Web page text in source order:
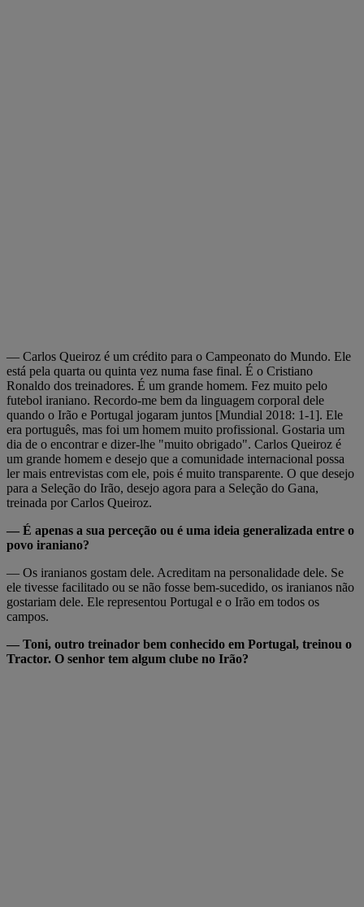
— Carlos Queiroz é um crédito para o Campeonato do Mundo. Ele
está pela quarta ou quinta vez numa fase final. É o Cristiano
Ronaldo dos treinadores. É um grande homem. Fez muito pelo
futebol iraniano. Recordo-me bem da linguagem corporal dele
quando o Irão e Portugal jogaram juntos [Mundial 2018: 1-1]. Ele
era português, mas foi um homem muito profissional. Gostaria um
dia de o encontrar e dizer-lhe "muito obrigado". Carlos Queiroz é
um grande homem e desejo que a comunidade internacional possa
ler mais entrevistas com ele, pois é muito transparente. O que desejo
para a Seleção do Irão, desejo agora para a Seleção do Gana,
treinada por Carlos Queiroz.
— É apenas a sua perceção ou é uma ideia generalizada entre o
povo iraniano?
— Os iranianos gostam dele. Acreditam na personalidade dele. Se
ele tivesse facilitado ou se não fosse bem-sucedido, os iranianos não
gostariam dele. Ele representou Portugal e o Irão em todos os
campos.
— Toni, outro treinador bem conhecido em Portugal, treinou o
Tractor. O senhor tem algum clube no Irão?